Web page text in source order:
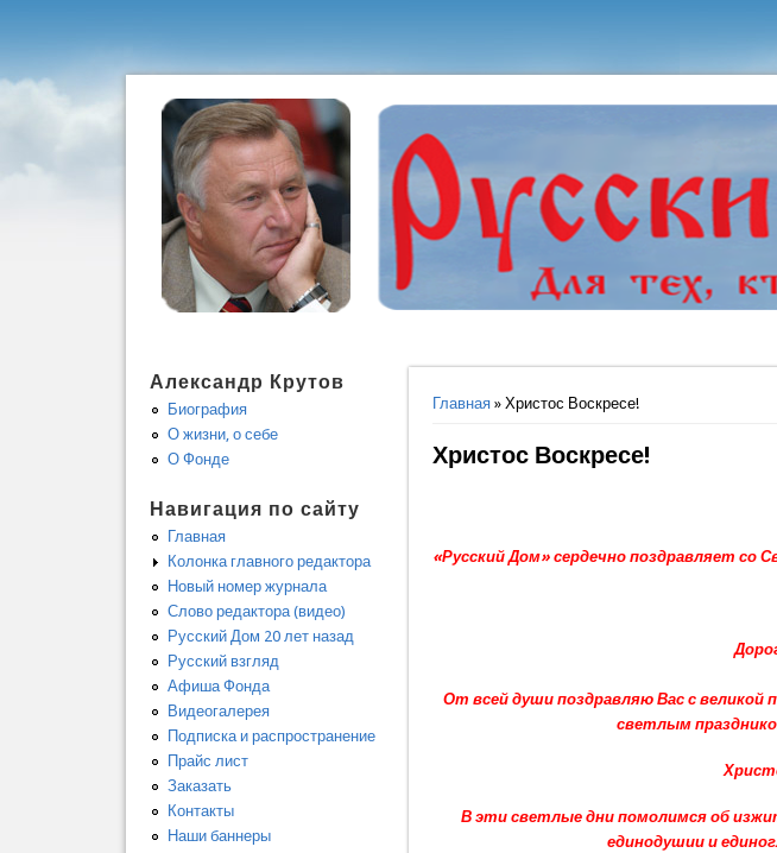
Вы здесь
Главная » Христос Воскресе!
Христос Воскресе!
«Русский Дом» сердечно поздравляет
От всей души поздравляю Вас с
светлым
В эти светлые дни помолимся об
единодушии и
Александр Крутов
Биография
О жизни, о себе
О Фонде
Навигация по сайту
Главная
Колонка главного редактора
Новый номер журнала
Слово редактора (видео)
Русский Дом 20 лет назад
Русский взгляд
Афиша Фонда
Видеогалерея
Подписка и распространение
Прайс лист
Заказать
Контакты
Наши баннеры